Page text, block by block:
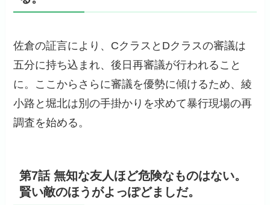
佐倉の証言により、CクラスとDクラスの審議は
五分に持ち込まれ、後日再審議が行われること
に。ここからさらに審議を優勢に傾けるため、綾
小路と堀北は別の手掛かりを求めて暴行現場の再
調査を始める。
第7話 無知な友人ほど危険なものはない。
賢い敵のほうがよっぽどましだ。